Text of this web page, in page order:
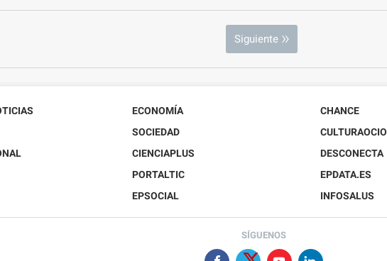
Siguiente
ECONOMÍA
SOCIEDAD
CIENCIAPLUS
PORTALTIC
EPSOCIAL
CHANCE
CULTURAOCIO
DESCONECTA
EPDATA.ES
INFOSALUS
SÍGUENOS